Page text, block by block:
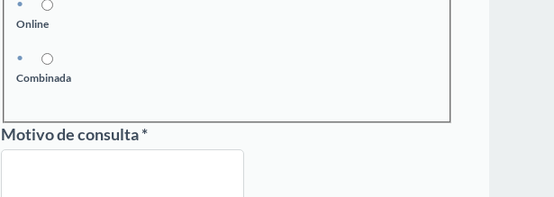
Online
Combinada
Motivo de consulta*